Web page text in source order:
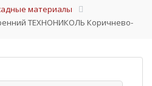
материалы
ТЕХНОНИКОЛЬ Коричнево-